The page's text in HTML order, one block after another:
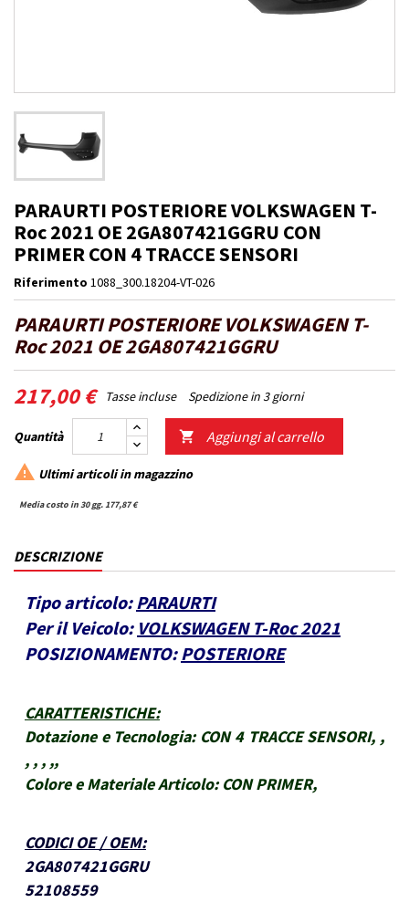
PARAURTI POSTERIORE VOLKSWAGEN T-
Roc 2021 OE 2GA807421GGRU CON
PRIMER CON 4 TRACCE SENSORI
Riferimento 1088_300.18204-VT-026
PARAURTI POSTERIORE VOLKSWAGEN T-
Roc 2021 OE 2GA807421GGRU
217,00 € Tasse incluse Spedizione in 3 giorni
Quantità  Aggiungi al carrello
 Ultimi articoli in magazzino
Media costo in 30 gg. 177,87 €
DESCRIZIONE
Tipo articolo: PARAURTI
Per il Veicolo: VOLKSWAGEN T-Roc 2021
POSIZIONAMENTO: POSTERIORE
CARATTERISTICHE:
Dotazione e Tecnologia: CON 4 TRACCE SENSORI, ,
, , , ,,
Colore e Materiale Articolo: CON PRIMER,
CODICI OE / OEM:
2GA807421GGRU
52108559